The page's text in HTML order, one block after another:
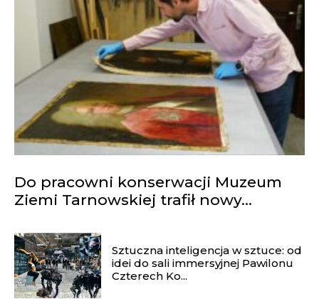
Do pracowni konserwacji Muzeum
Ziemi Tarnowskiej trafił nowy...
Sztuczna inteligencja w sztuce: od
idei do sali immersyjnej Pawilonu
Czterech Ko...